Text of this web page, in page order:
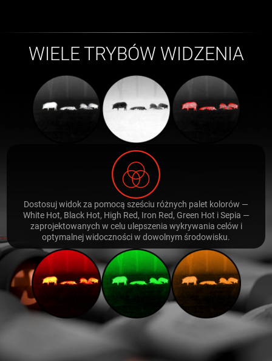
WIELE TRYBÓW WIDZENIA
Dostosuj widok za pomocą sześciu różnych palet kolorów —
White Hot, Black Hot, High Red, Iron Red, Green Hot i Sepia —
zaprojektowanych w celu ulepszenia wykrywania celów i
optymalnej widoczności w dowolnym środowisku.